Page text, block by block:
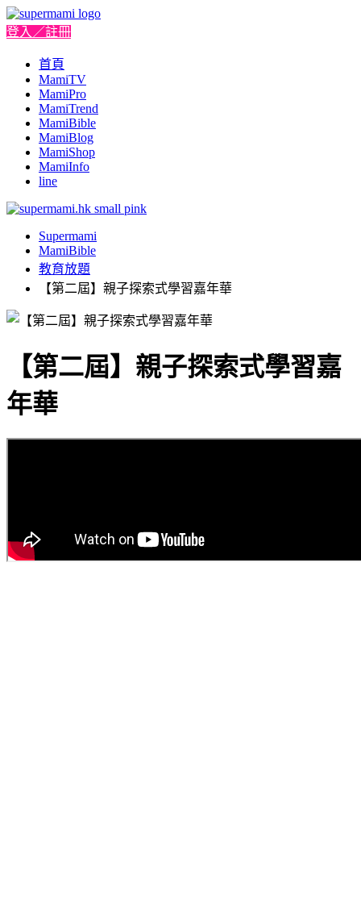
登入／註冊
首頁
MamiTV
MamiPro
MamiTrend
MamiBible
MamiBlog
MamiShop
MamiInfo
line
Supermami
MamiBible
教育放題
【第二屆】親子探索式學習嘉年華
【第二屆】親子探索式學習嘉
年華